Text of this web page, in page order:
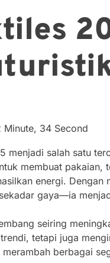
Minute, 34 Second
menjadi salah satu
membuat
energi.
gaya—ia
seiring
tetapi juga
berbagai